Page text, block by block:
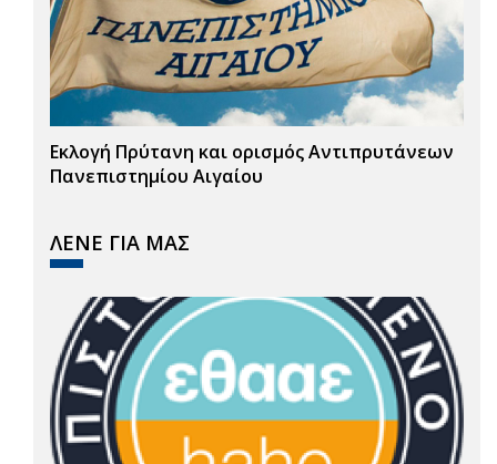
Εκλογή Πρύτανη και ορισμός Αντιπρυτάνεων
Πανεπιστημίου Αιγαίου
ΛΕΝΕ ΓΙΑ ΜΑΣ